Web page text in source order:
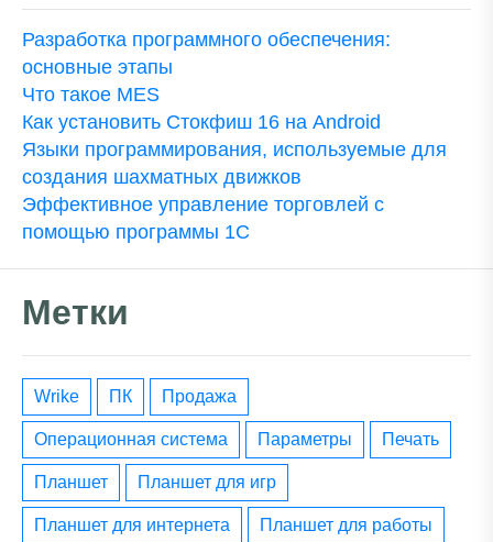
Разработка программного обеспечения:
основные этапы
Что такое MES
Как установить Стокфиш 16 на Android
Языки программирования, используемые для
создания шахматных движков
Эффективное управление торговлей с
помощью программы 1С
Метки
wrike ПК Продажа
операционная система параметры печать
планшет планшет для игр
планшет для интернета планшет для работы